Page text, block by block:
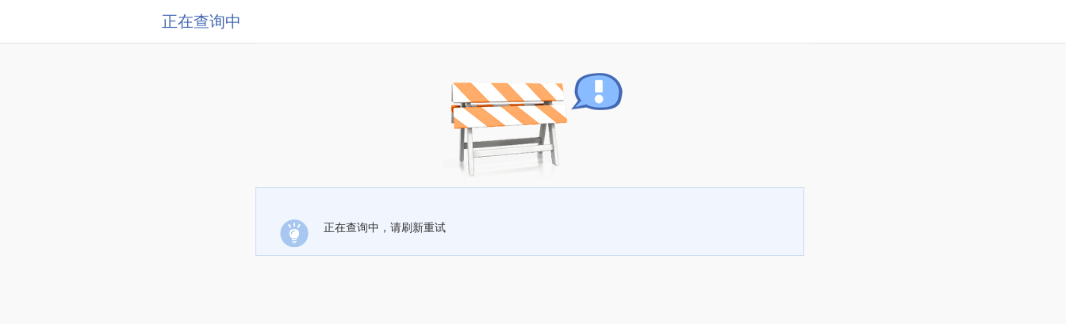
正在查询中
正在查询中，请刷新重试